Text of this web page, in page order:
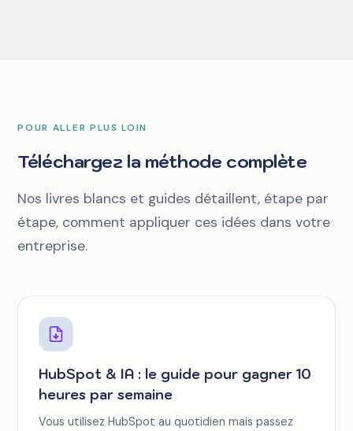
POUR ALLER PLUS LOIN
Téléchargez la méthode complète
Nos livres blancs et guides détaillent, étape par
étape, comment appliquer ces idées dans votre
entreprise.
HubSpot & IA : le guide pour gagner 10
heures par semaine
Vous utilisez HubSpot au quotidien mais passez